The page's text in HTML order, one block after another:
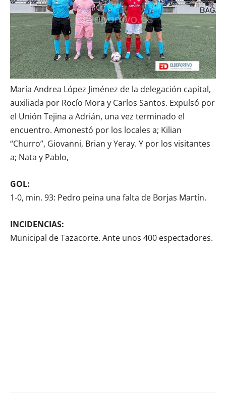
María Andrea López Jiménez de la delegación capital,
auxiliada por Rocío Mora y Carlos Santos. Expulsó por
el Unión Tejina a Adrián, una vez terminado el
encuentro. Amonestó por los locales a; Kilian
“Churro”, Giovanni, Brian y Yeray. Y por los visitantes
a; Nata y Pablo,
GOL:
1-0, min. 93: Pedro peina una falta de Borjas Martín.
INCIDENCIAS:
Municipal de Tazacorte. Ante unos 400 espectadores.